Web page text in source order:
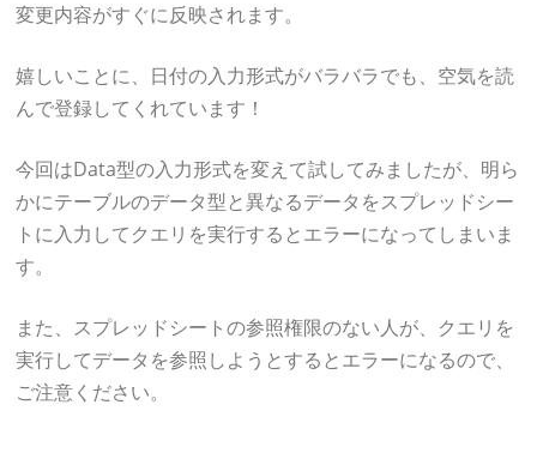
変更内容がすぐに反映されます。
嬉しいことに、日付の入力形式がバラバラでも、空気を読
んで登録してくれています！
今回はData型の入力形式を変えて試してみましたが、明ら
かにテーブルのデータ型と異なるデータをスプレッドシー
トに入力してクエリを実行するとエラーになってしまいま
す。
また、スプレッドシートの参照権限のない人が、クエリを
実行してデータを参照しようとするとエラーになるので、
ご注意ください。